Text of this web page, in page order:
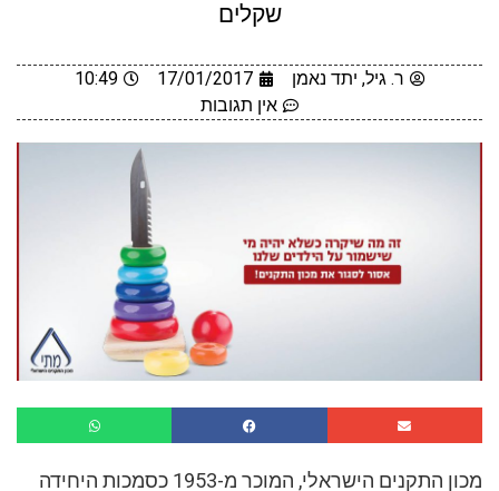
שקלים
ר. גיל, יתד נאמן 17/01/2017
10:49
אין תגובות
מכון התקנים הישראלי, המוכר מ-1953 כסמכות היחידה